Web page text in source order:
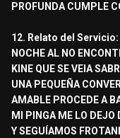
PROFUNDA CUMPLE
12. Relato del Servicio:
NOCHE AL NO
KINE QUE SE VEIA
UNA PEQUEÑA
AMABLE PROCEDE A
MI PINGA ME LO DEJO
Y SEGUÍAMOS